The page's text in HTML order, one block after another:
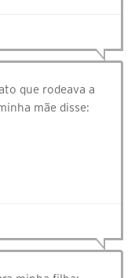
que rodeava a
mãe disse: